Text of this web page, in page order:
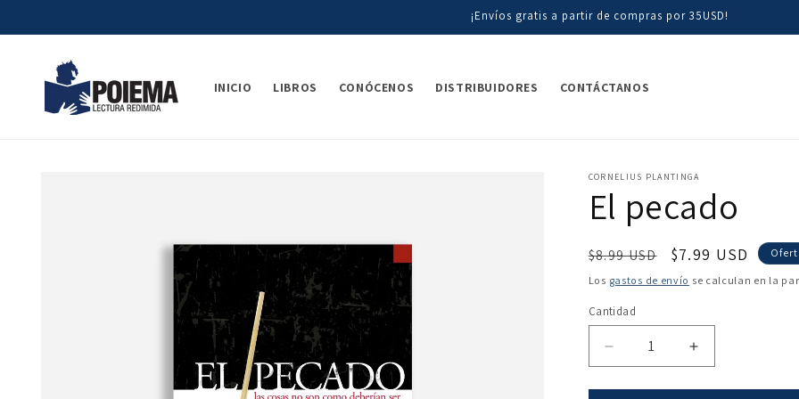
al contenido
¡Envíos gratis a partir de compras por 35USD!
INICIO LIBROS CONÓCENOS DISTRIBUIDORES CONTÁCTANOS
CORNELIUS PLANTINGA
El pecado
Precio
habitual
$8.99 USD
Precio
de
$7.99 USD
Los gastos de envío se calculan en la
Cantidad
Reducir
cantidad
para
Aumentar
cantidad
para